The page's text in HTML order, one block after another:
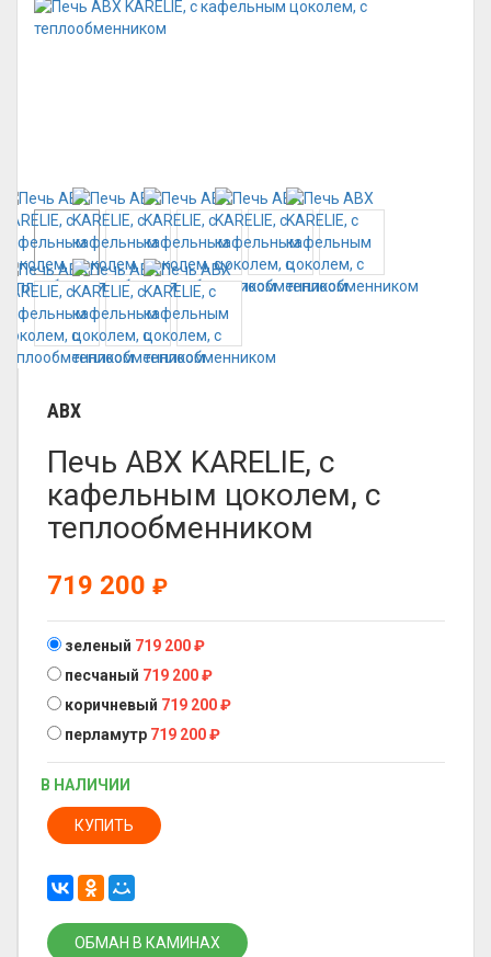
ABX
Печь ABX KARELIE, с
кафельным цоколем, с
теплообменником
719 200 ₽
зеленый 719 200₽
песчаный 719 200₽
коричневый 719 200₽
перламутр 719 200₽
В НАЛИЧИИ
КУПИТЬ
ОБМАН В КАМИНАХ